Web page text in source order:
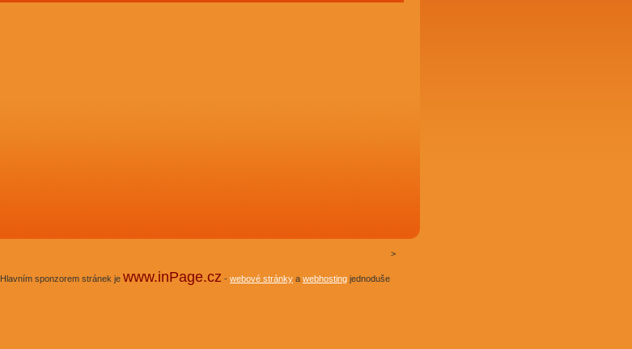
>
Hlavním sponzorem stránek je www.inPage.cz - webové stránky a webhosting jednoduše